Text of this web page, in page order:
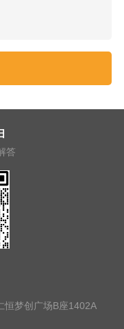
答
恒梦创广场B座1402A